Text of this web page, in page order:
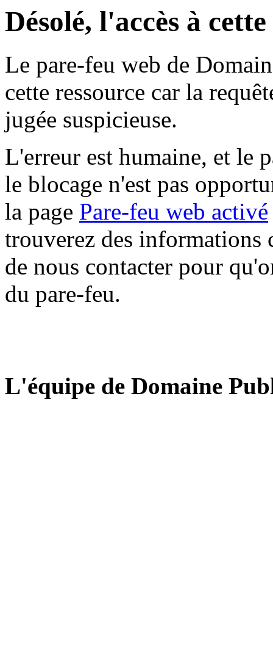
Désolé, l'accès à
Le pare-feu web de
cette ressource car la
jugée suspicieuse.
L'erreur est humaine, et le
le blocage n'est pas
la page Pare-feu web activé
trouverez des informations
de nous contacter pour
du pare-feu.
L'équipe de Domaine